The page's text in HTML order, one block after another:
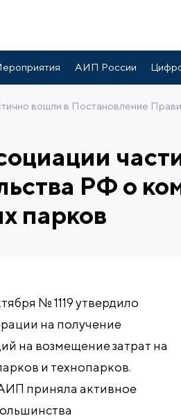
АИП России
вошли в Постановление
РФ о
парков
№ 1119 утвердило
на получение
на возмещение затрат на
и технопарков.
приняла активное